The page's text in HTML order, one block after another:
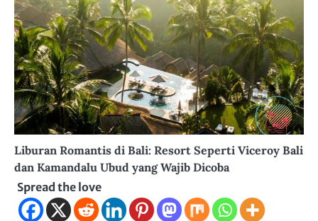
Liburan Romantis di Bali: Resort Seperti Viceroy Bali
dan Kamandalu Ubud yang Wajib Dicoba
Spread the love